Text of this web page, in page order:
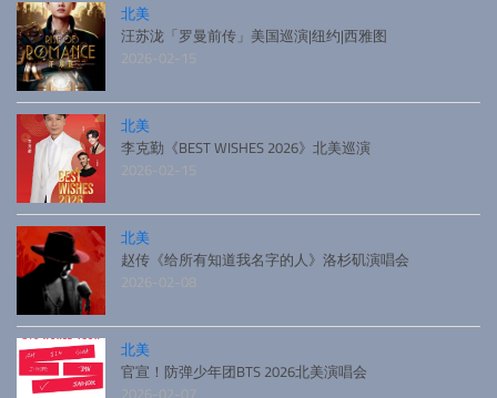
北美
汪苏泷「罗曼前传」美国巡演|纽约|西雅图
2026-02-15
北美
李克勤《BEST WISHES 2026》北美巡演
2026-02-15
北美
赵传《给所有知道我名字的人》洛杉矶演唱会
2026-02-08
北美
官宣！防弹少年团BTS 2026北美演唱会
2026-02-07